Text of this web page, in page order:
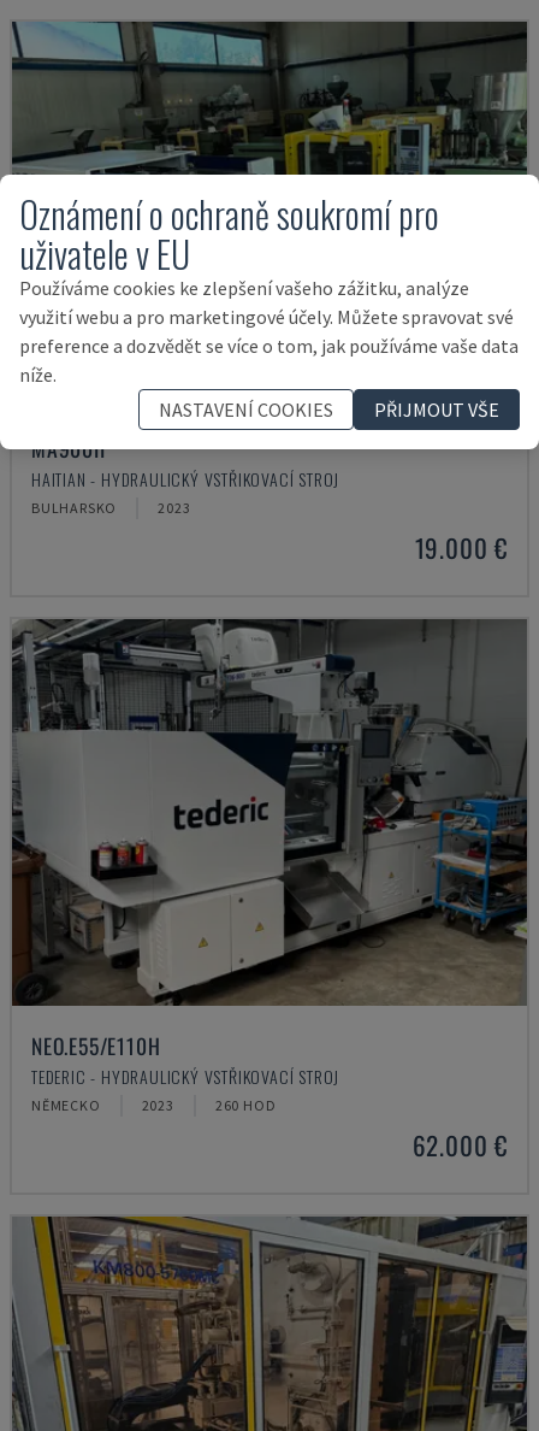
MA900ІІ
HAITIAN - HYDRAULICKÝ VSTŘIKOVACÍ STROJ
BULHARSKO 2023
19.000 €
NEO.E55/E110H
TEDERIC - HYDRAULICKÝ VSTŘIKOVACÍ STROJ
NĚMECKO 2023 260 HOD
62.000 €
Oznámení o ochraně soukromí pro
uživatele v EU
Používáme cookies ke zlepšení vašeho zážitku, analýze
využití webu a pro marketingové účely. Můžete spravovat své
preference a dozvědět se více o tom, jak používáme vaše data
níže.
NASTAVENÍ COOKIES
PŘIJMOUT VŠE